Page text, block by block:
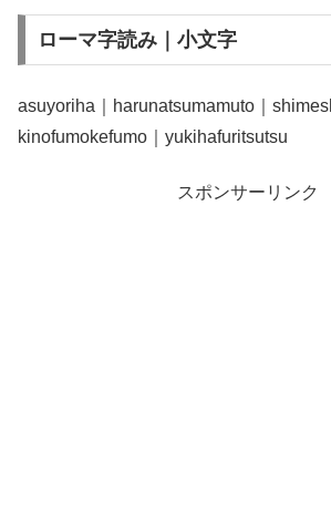
ローマ字読み｜小文字
asuyoriha｜harunatsumamuto｜
kinofumokefumo｜yukihafuritsutsu
スポンサーリンク